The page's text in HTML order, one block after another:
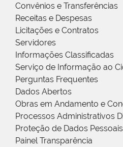
Convênios e Transferências
Receitas e Despesas
Licitações e Contratos
Servidores
Informações Classificadas
Serviço de Informação ao
Perguntas Frequentes
Dados Abertos
Obras em Andamento e
Processos Administrativos
Proteção de Dados
Painel Transparência